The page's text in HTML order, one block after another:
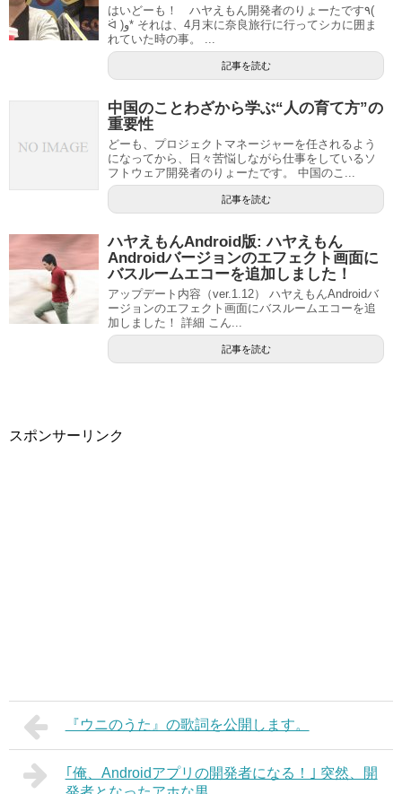
はいどーも！ ハヤえもん開発者のりょーたです٩(
ᐛ )و* それは、4月末に奈良旅行に行ってシカに囲ま
れていた時の事。 ...
記事を読む
中国のことわざから学ぶ“人の育て方”の
重要性
どーも、プロジェクトマネージャーを任されるよう
になってから、日々苦悩しながら仕事をしているソ
フトウェア開発者のりょーたです。 中国のこ...
記事を読む
ハヤえもんAndroid版: ハヤえもん
Androidバージョンのエフェクト画面に
バスルームエコーを追加しました！
アップデート内容（ver.1.12） ハヤえもんAndroidバ
ージョンのエフェクト画面にバスルームエコーを追
加しました！ 詳細 こん...
記事を読む
スポンサーリンク
『ウニのうた』の歌詞を公開します。
｢俺、Androidアプリの開発者になる！｣ 突然、開